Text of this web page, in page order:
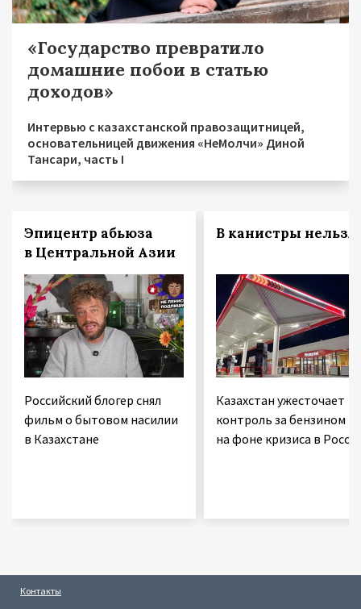
«Государство превратило
домашние побои в статью
доходов»
Интервью с казахстанской правозащитницей,
основательницей движения «НеМолчи» Диной
Тансари, часть I
Эпицентр абьюза
в Центральной Азии
Российский блогер снял
фильм о бытовом насилии
в Казахстане
В канистры нельзя!
Казахстан ужесточает
контроль за бензином
на фоне кризиса в
Контакты